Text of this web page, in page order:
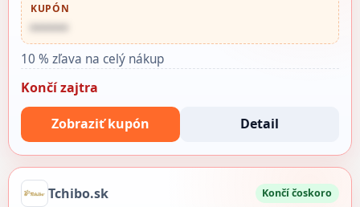
KUPÓN
••••••
10 % zľava na celý nákup
Končí zajtra
Zobraziť kupón Detail
Tchibo.sk Končí čoskoro